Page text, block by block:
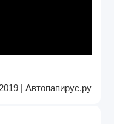
| Автопапирус.ру